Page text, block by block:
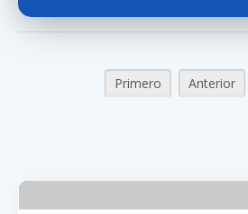
Primero Anterior